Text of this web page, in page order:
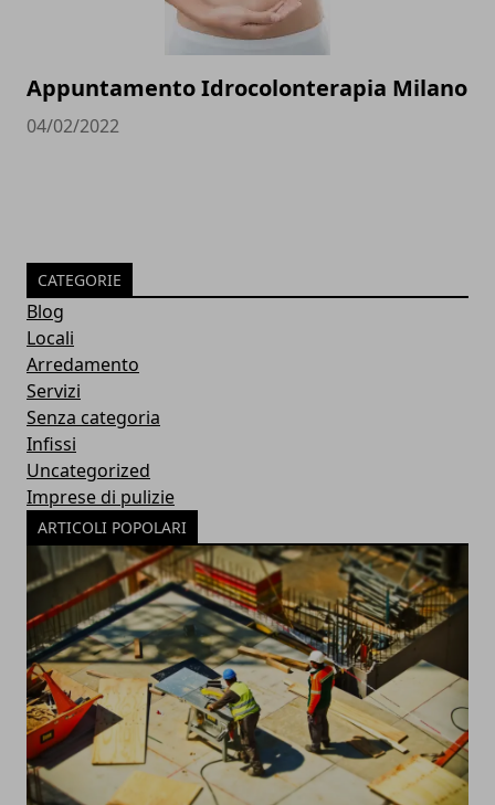
Appuntamento Idrocolonterapia Milano
04/02/2022
CATEGORIE
Blog
Locali
Arredamento
Servizi
Senza categoria
Infissi
Uncategorized
Imprese di pulizie
ARTICOLI POPOLARI